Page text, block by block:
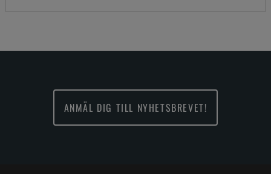
ANMÄL DIG TILL NYHETSBREVET!